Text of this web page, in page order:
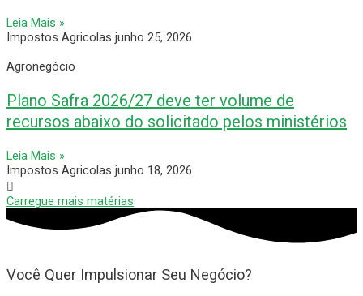
Leia Mais »
Impostos Agricolas junho 25, 2026
Agronegócio
Plano Safra 2026/27 deve ter volume de
recursos abaixo do solicitado pelos ministérios
Leia Mais »
Impostos Agricolas junho 18, 2026
Carregue mais matérias
Você Quer Impulsionar Seu Negócio?